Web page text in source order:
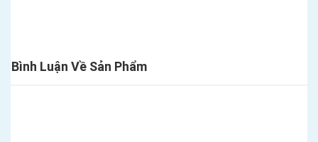
Bình Luận Về Sản Phẩm